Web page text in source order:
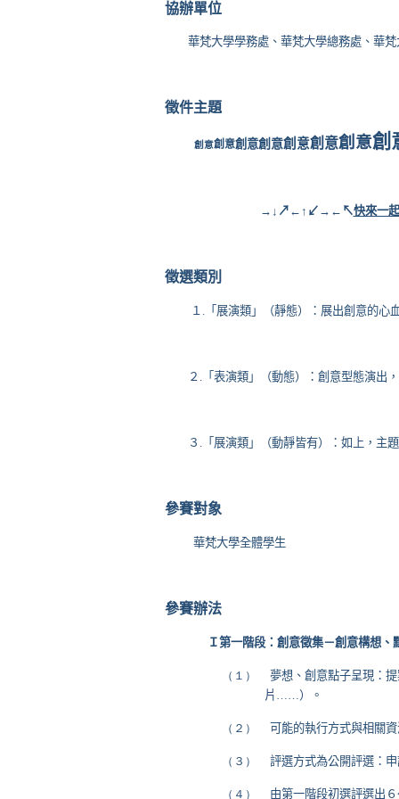
協辦單位
華梵大學學務處、華梵大學總務處、華梵
徵件主題
創意創意創意創意創意創意創意創
→↓↗←↑↙→←↖快來一
徵選類別
１ . 「展演類」（靜態）：展出創意的
２ . 「表演類」（動態）：創意型態演出
３ . 「展演類」（動靜皆有）：如上，主
參賽對象
華梵大學全體學生
參賽辦法
Ｉ第一階段：創意徵集－創意構想、
（１）
夢想、創意點子呈現：
片 ……）。
（２） 可能的執行方式與相關
（３） 評選方式為公開評選：
（４） 由第一階段初選評選出